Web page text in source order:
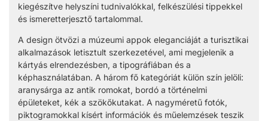
kiegészítve helyszíni tudnivalókkal, felkészülési tippekkel
és ismeretterjesztő tartalommal.
A design ötvözi a múzeumi appok eleganciáját a turisztikai
alkalmazások letisztult szerkezetével, ami megjelenik a
kártyás elrendezésben, a tipográfiában és a
képhasználatában. A három fő kategóriát külön szín jelöli:
aranysárga az antik romokat, bordó a történelmi
épületeket, kék a szökőkutakat. A nagyméretű fotók,
piktogramokkal kísért információk és műelemzések teszik